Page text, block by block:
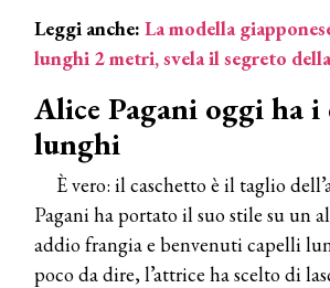
Leggi anche: La modella
lunghi 2 metri, svela il segreto
Alice Pagani oggi ha i
lunghi
È vero: il caschetto è il taglio
Pagani ha portato il suo stile su un
addio frangia e benvenuti capelli
poco da dire, l’attrice ha scelto di